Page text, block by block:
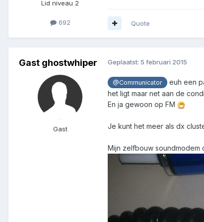
Lid niveau 2
692 Quote
Gast ghostwhiper
Gast
Geplaatst: 5 februari 2015
@Communicator
euh een
het ligt maar net aan de
En ja gewoon op FM
Je kunt het meer als dx
Mijn zelfbouw soundmodem